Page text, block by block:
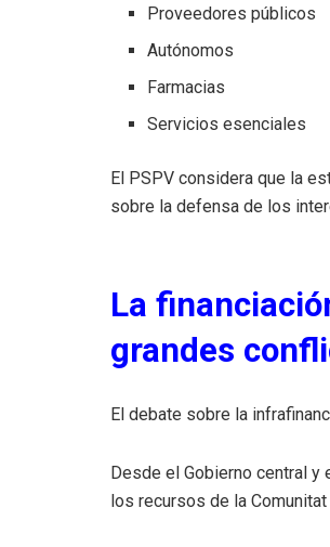
Proveedores públicos
Autónomos
Farmacias
Servicios esenciales
El PSPV considera que la
sobre la defensa de los
La
grandes
El debate sobre la
Desde el Gobierno central y
los recursos de la